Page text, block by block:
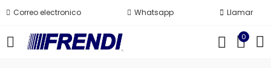
Correo electronico Whatsapp Llamar
0